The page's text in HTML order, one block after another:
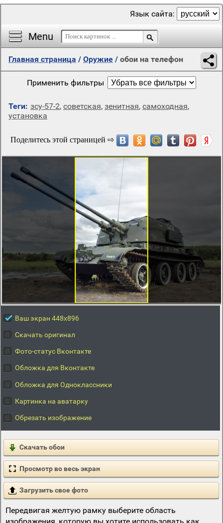
Menu
Язык сайта:
Главная страница / Оружие / обои на телефон
Применить фильтры
Теги: зсу-57-2, советская, зенитная, самоходная,
установка
Ваш экран 448x896
Скачать оригинал
Фото-статус Вконтакте
Обложка для Вконтакте
Обложка для Одноклассники
Картинка на аватарку
Обрезать изображение
Скачать обои
Просмотр во весь экран
Загрузить свое фото
Передвигая желтую рамку выберите область